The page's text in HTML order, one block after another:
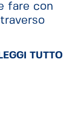
fare con
LEGGI TUTTO